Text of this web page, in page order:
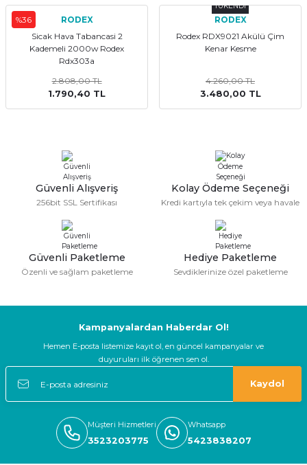
%36
RODEX
Sicak Hava Tabancasi 2
Kademeli 2000w Rodex
Rdx303a
2.808,00 TL
1.790,40 TL
TÜKENDİ
RODEX
Rodex RDX9021 Akülü Çim
Kenar Kesme
4.260,00 TL
3.480,00 TL
Güvenli Alışveriş
256bit SSL Sertifikası
Kolay Ödeme Seçeneği
Kredi kartıyla tek çekim veya havale
Güvenli Paketleme
Özenli ve sağlam paketleme
Hediye Paketleme
Sevdiklerinize özel paketleme
Kampanyalardan Haberdar Ol!
Hemen E-posta listemize kayıt ol, en güncel kampanyalar ve
duyuruları ilk öğrenen sen ol.
Kaydol
Müşteri Hizmetleri
3523203775
Whatsapp
5423838207